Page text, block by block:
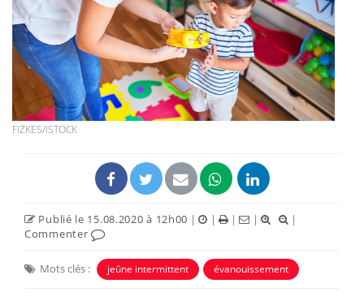
FIZKES/ISTOCK
Publié le 15.08.2020 à 12h00 | | | |
|
Commenter
Mots clés : jeûne intermittent évanouissement